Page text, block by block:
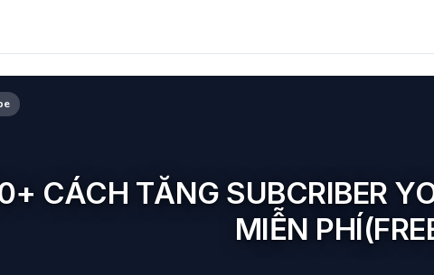
CÁCH TĂNG SUBCRIBER
MIỄN